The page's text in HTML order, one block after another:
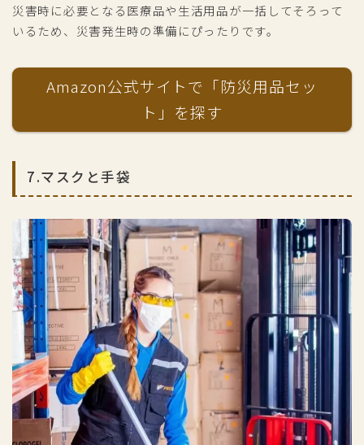
災害時に必要となる医療品や生活用品が一括してそろって
いるため、災害発生時の準備にぴったりです。
Amazon公式サイトで「防災用品セッ
ト」を探す
7.マスクと手袋